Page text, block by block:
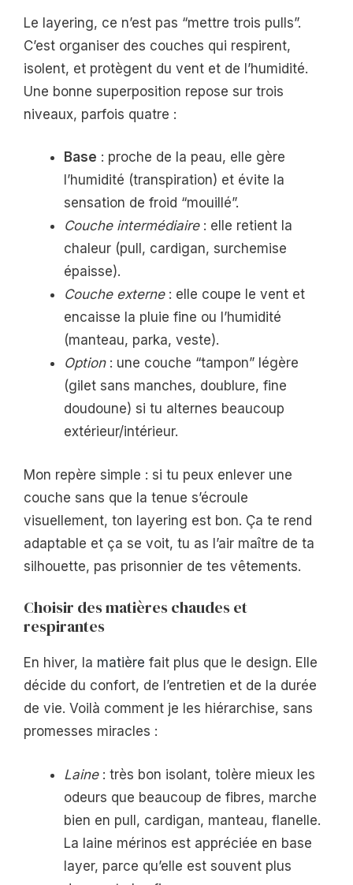
Le layering, ce n’est pas “mettre trois pulls”.
C’est organiser des couches qui respirent,
isolent, et protègent du vent et de l’humidité.
Une bonne superposition repose sur trois
niveaux, parfois quatre :
Base : proche de la peau, elle gère
l’humidité (transpiration) et évite la
sensation de froid “mouillé”.
Couche intermédiaire: elle retient la
chaleur (pull, cardigan, surchemise
épaisse).
Couche externe: elle coupe le vent et
encaisse la pluie fine ou l’humidité
(manteau, parka, veste).
Option: une couche “tampon” légère
(gilet sans manches, doublure, fine
doudoune) si tu alternes beaucoup
extérieur/intérieur.
Mon repère simple : si tu peux enlever une
couche sans que la tenue s’écroule
visuellement, ton layering est bon. Ça te rend
adaptable et ça se voit, tu as l’air maître de ta
silhouette, pas prisonnier de tes vêtements.
Choisir des matières chaudes et
respirantes
En hiver, la matière fait plus que le design. Elle
décide du confort, de l’entretien et de la durée
de vie. Voilà comment je les hiérarchise, sans
promesses miracles :
Laine: très bon isolant, tolère mieux les
odeurs que beaucoup de fibres, marche
bien en pull, cardigan, manteau, flanelle.
La laine mérinos est appréciée en base
layer, parce qu’elle est souvent plus